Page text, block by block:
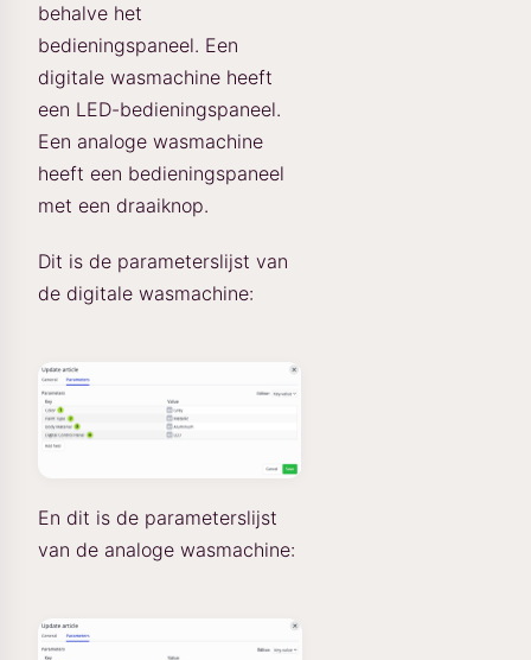
behalve het
bedieningspaneel. Een
digitale wasmachine heeft
een LED-bedieningspaneel.
Een analoge wasmachine
heeft een bedieningspaneel
met een draaiknop.
Dit is de parameterslijst van
de digitale wasmachine:
En dit is de parameterslijst
van de analoge wasmachine: